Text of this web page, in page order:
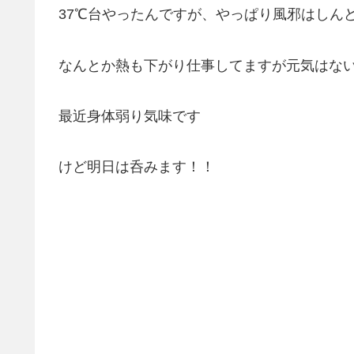
37℃台やったんですが、やっぱり風邪はしん
なんとか熱も下がり仕事してますが元気はな
最近身体弱り気味です
けど明日は呑みます！！